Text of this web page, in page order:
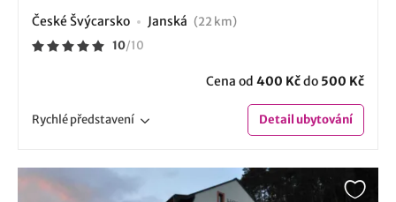
České Švýcarsko Janská (22 km)
10/10
Cena od 400 Kčdo 500 Kč
Rychlépředstavení Detailubytování